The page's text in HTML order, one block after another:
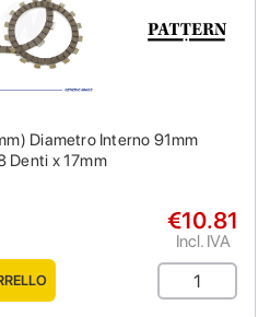
Diametro Interno 91mm
Denti x 17mm
€10.81
Incl. IVA